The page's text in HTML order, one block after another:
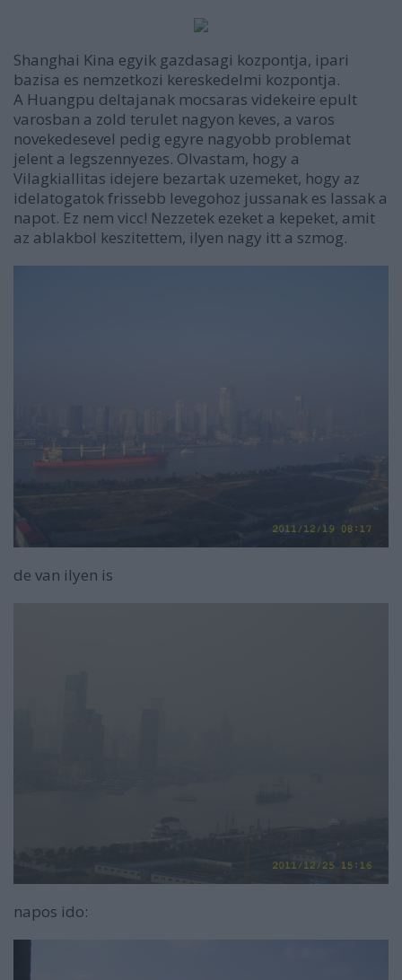
Shanghai Kina egyik gazdasagi kozpontja, ipari
bazisa es nemzetkozi kereskedelmi kozpontja.
A Huangpu deltajanak mocsaras videkeire epult
varosban a zold terulet nagyon keves, a varos
novekedesevel pedig egyre nagyobb problemat
jelent a legszennyezes. Olvastam, hogy a
Vilagkiallitas idejere bezartak uzemeket, hogy az
idelatogatok frissebb levegohoz jussanak es lassak a
napot. Ez nem vicc! Nezzetek ezeket a kepeket, amit
az ablakbol keszitettem, ilyen nagy itt a szmog.
de van ilyen is
napos ido: